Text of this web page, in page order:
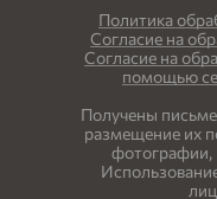
Политика
Согласие на
Согласие на
помощью
Получены
размещение их
фотографии,